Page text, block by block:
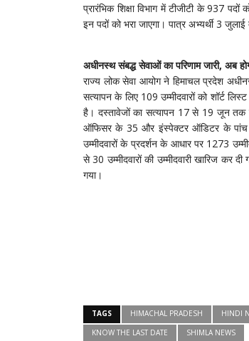
प्रारंभिक शिक्षा विभाग में टीजीटी के 937
इन पदों को भरा जाएगा। पात्र अभ्यर्थी 3
अधीनस्थ संबद्ध सेवाओं का परिणाम जारी, अब
राज्य लोक सेवा आयोग ने हिमाचल प्रदेश
सत्यापन के लिए 109 उम्मीदवारों को शॉर्ट
है। दस्तावेजों का सत्यापन 17 से 19 जून
ऑफिसर के 35 और इंस्पेक्टर ऑडिटर के पांच
उम्मीदवारों के प्रदर्शन के आधार पर 1273
से 30 उम्मीदवारों की उम्मीदवारी खारिज कर
गया।
TAGS HIMACHAL PRADESH HINDI
KNOW THE LAST DATE
SHIMLA NEWS